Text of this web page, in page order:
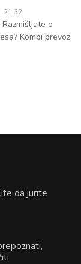
21:32
o
Kombi prevoz
da jurite